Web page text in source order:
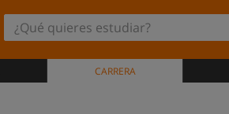
CARRERA